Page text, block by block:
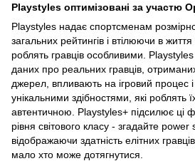
Playstyles оптимізовані за участю
Playstyles надає спортсменам
загальних рейтингів і втілюючи в життя
роблять гравців особливими.
даних про реальних гравців,
джерел, впливають на ігровий процес і
унікальними здібностями, які роблять
автентичною. Playstyles+ підсилює ці
рівня світового класу - згадайте
відображаючи здатність елітних
мало хто може дотягнутися.